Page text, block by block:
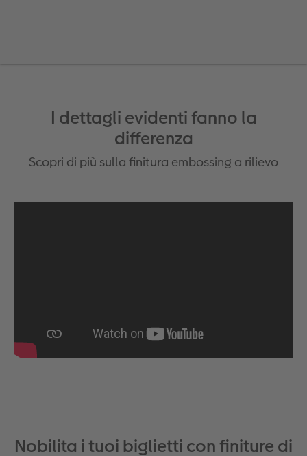
Foto su legno
Mosaico
Come ordinare
I dettagli evidenti fanno la
differenza
Scopri di più sulla finitura embossing a rilievo
Nobilita i tuoi biglietti con finiture di